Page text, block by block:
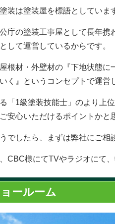
装は塗装屋を標語としていま
庁の塗装工事屋として長年携
して運営しているからです。
根材・外壁材の『下地状態
く』というコンセプトで運営
「1級塗装技能士」のより上
安心いただけるポイントかと
でしたら、まずは弊社にご相
CBC様にてTVやラジオにて、
ールーム